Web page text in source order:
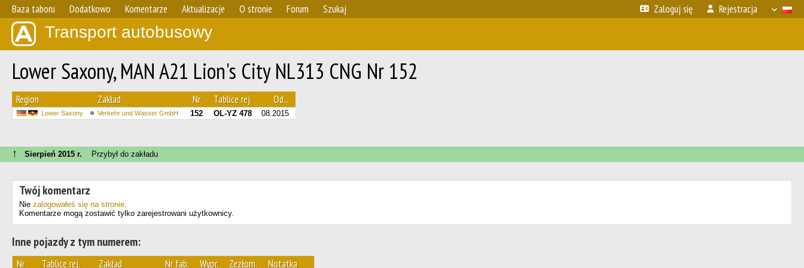
Baza taboru Dodatkowo Komentarze Aktualizacje O stronie Forum Szukaj Zaloguj się Rejestracja
Transport autobusowy
Lower Saxony, MAN A21 Lion's City NL313 CNG Nr 152
Region Zakład Nr Tablice rej. Od...
Lower Saxony Verkehr und Wasser GmbH 152 OL-YZ 478 08.2015
↑ Sierpień 2015 r. Przybył do zakładu
Twój komentarz
Nie zalogowałeś się na stronie.
Komentarze mogą zostawić tylko zarejestrowani użytkownicy.
Inne pojazdy z tym numerem:
Nr Tablice rej. Zakład Nr fab. Wypr. Zezłom. Notatka